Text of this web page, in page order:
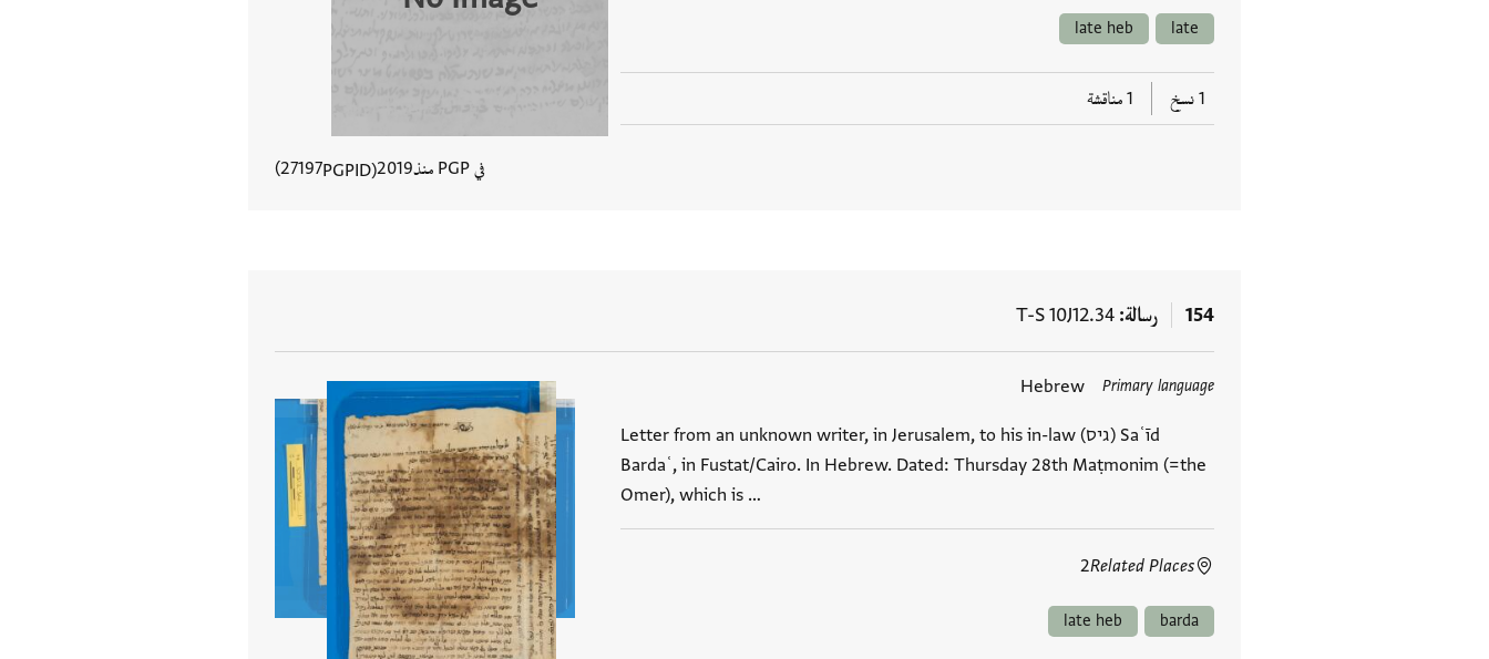
late
late heb
1 نسخ 1 مناقشة
في PGP منذ 2019
PGPID
27197
154 رسالة T-S 10J12.34
Primary language
Hebrew
Letter from an unknown writer, in Jerusalem, to his in-law (גיס) Saʿīd
Bardaʿ, in Fustat/Cairo. In Hebrew. Dated: Thursday 28th Maṭmonim (=the
Omer), which is …
Related Places
2
العلامات
barda
late heb